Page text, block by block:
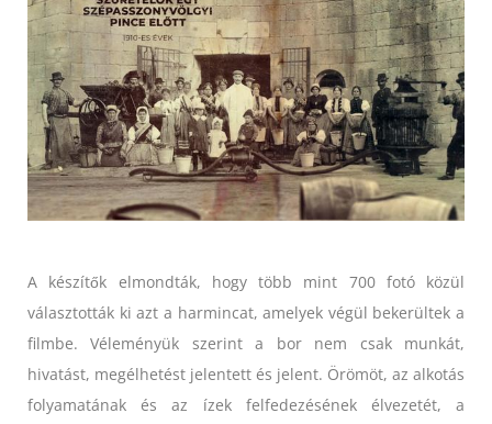
A készítők elmondták, hogy több mint 700 fotó közül
választották ki azt a harmincat, amelyek végül bekerültek a
filmbe. Véleményük szerint a bor nem csak munkát,
hivatást, megélhetést jelentett és jelent. Örömöt, az alkotás
folyamatának és az ízek felfedezésének élvezetét, a